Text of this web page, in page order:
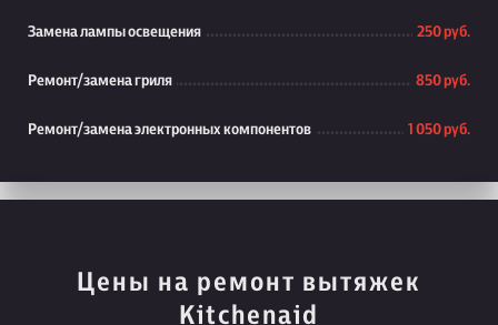
Замена лампы освещения 250 руб.
Ремонт/замена гриля 850 руб.
Ремонт/замена электронных компонентов 1 050 руб.
Цены на ремонт вытяжек
Kitchenaid